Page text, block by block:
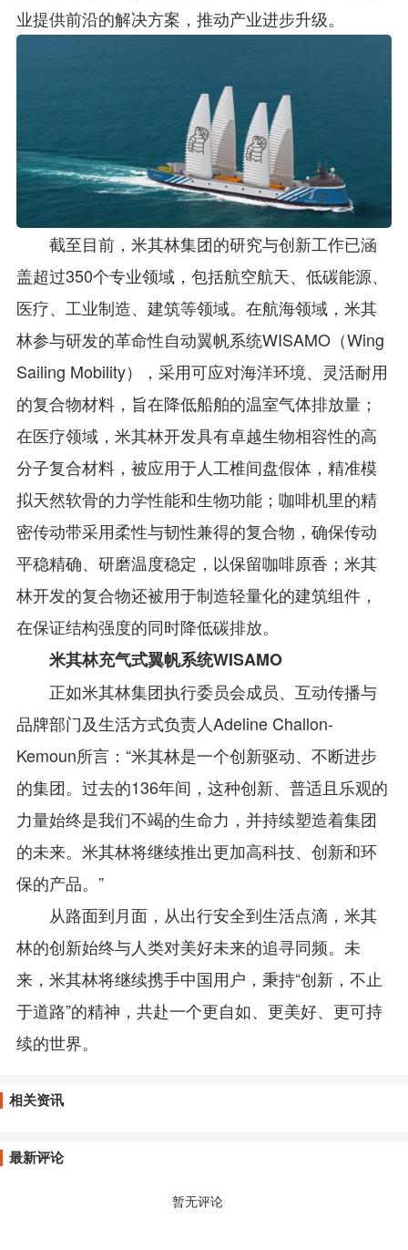
业提供前沿的解决方案，推动产业进步升级。
截至目前，米其林集团的研究与创新工作已涵
盖超过350个专业领域，包括航空航天、低碳能源、
医疗、工业制造、建筑等领域。在航海领域，米其
林参与研发的革命性自动翼帆系统WISAMO（Wing
Sailing Mobility），采用可应对海洋环境、灵活耐用
的复合物材料，旨在降低船舶的温室气体排放量；
在医疗领域，米其林开发具有卓越生物相容性的高
分子复合材料，被应用于人工椎间盘假体，精准模
拟天然软骨的力学性能和生物功能；咖啡机里的精
密传动带采用柔性与韧性兼得的复合物，确保传动
平稳精确、研磨温度稳定，以保留咖啡原香；米其
林开发的复合物还被用于制造轻量化的建筑组件，
在保证结构强度的同时降低碳排放。
米其林充气式翼帆系统WISAMO
正如米其林集团执行委员会成员、互动传播与
品牌部门及生活方式负责人Adeline Challon-
Kemoun所言：“米其林是一个创新驱动、不断进步
的集团。过去的136年间，这种创新、普适且乐观的
力量始终是我们不竭的生命力，并持续塑造着集团
的未来。米其林将继续推出更加高科技、创新和环
保的产品。”
从路面到月面，从出行安全到生活点滴，米其
林的创新始终与人类对美好未来的追寻同频。未
来，米其林将继续携手中国用户，秉持“创新，不止
于道路”的精神，共赴一个更自如、更美好、更可持
续的世界。
相关资讯
最新评论
暂无评论